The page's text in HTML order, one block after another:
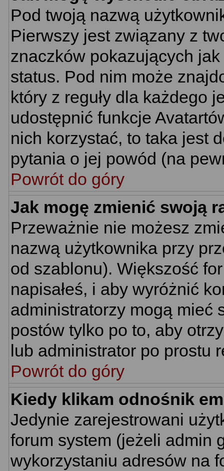
Pod twoją nazwą
Pierwszy jest związany z
znaczków pokazujących
status. Pod nim może
który z reguły dla każdego
udostępnić funkcje
nich korzystać, to taka jest
pytania o jej powód (na
Powrót do góry
Jak mogę zmienić swoją
Przeważnie nie możesz
nazwą użytkownika przy
od szablonu). Większość
napisałeś, i aby wyróżnić
administratorzy mogą mieć
postów tylko po to, aby
lub administrator po prostu
Powrót do góry
Kiedy klikam odnośnik
Jedynie zarejestrowani
forum system (jeżeli admin
wykorzystaniu adresów na